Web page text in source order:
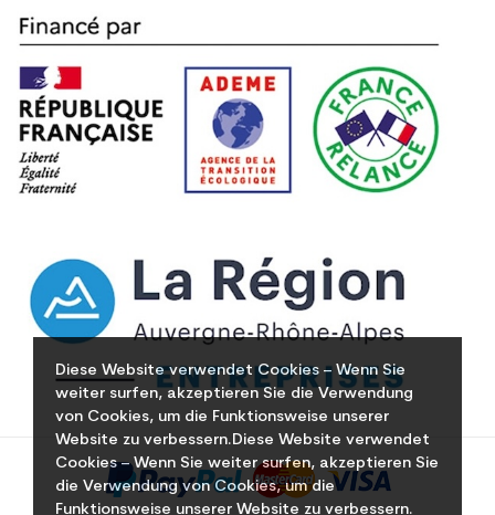
Diese Website verwendet Cookies – Wenn Sie
weiter surfen, akzeptieren Sie die Verwendung
von Cookies, um die Funktionsweise unserer
Website zu verbessern.Diese Website verwendet
Cookies – Wenn Sie weiter surfen, akzeptieren Sie
die Verwendung von Cookies, um die
Funktionsweise unserer Website zu verbessern.